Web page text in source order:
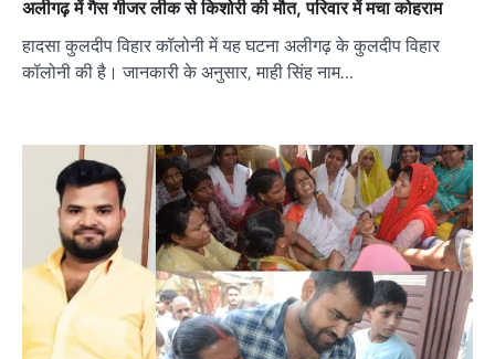
अलीगढ़ में गैस गीजर लीक से किशोरी की मौत, परिवार में मचा कोहराम
हादसा कुलदीप विहार कॉलोनी में यह घटना अलीगढ़ के कुलदीप विहार
कॉलोनी की है। जानकारी के अनुसार, माही सिंह नाम…